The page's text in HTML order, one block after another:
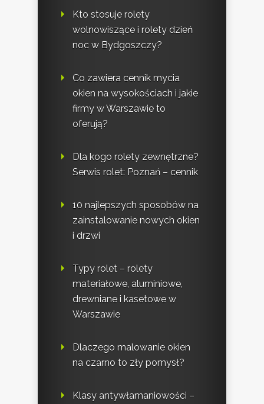
Kto stosuje rolety
wolnowiszące i rolety dzień
noc w Bydgoszczy?
Co zawiera cennik mycia
okien na wysokościach i jakie
firmy w Warszawie to
oferują?
Dla kogo rolety zewnętrzne?
Serwis rolet: Poznań – cennik
10 najlepszych sposobów na
zainstalowanie nowych okien
i drzwi
Typy rolet – rolety
materiałowe, aluminiowe,
drewniane i kasetowe w
Warszawie
Dlaczego malowanie okien
na czarno to zły pomysł?
Klasy antywłamaniowości –